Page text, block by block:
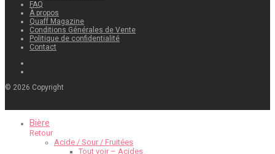
FAQ
À propos
Quaff Magazine
Conditions Générales de Vente
Politique de confidentialité
Contact
© 2026 Copyright
Bière
Retour
Acide / Sour / Fruitées
Tout voir – Acides